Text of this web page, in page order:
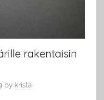
rakentaisin
by krista